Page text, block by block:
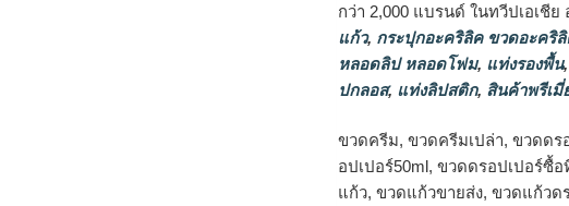
กว่า 2,000 แบรนด์ ในทวีปเอเชี
แก้ว, กระปุกอะคริลิค ขวดอะคริ
หลอดลิป หลอดโฟม, แท่งรองพื้น,
ปกลอส, แท่งลิปสติก, สินค้าพรีเมี่
ขวดครีม, ขวดครีมเปล่า, ขวดดร
อปเปอร์50ml, ขวดดรอปเปอร์ซื้
แก้ว, ขวดแก้วขายส่ง, ขวดแก้วด